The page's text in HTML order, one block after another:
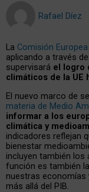
Rafael Díez
La Comisión Europea
aplicando a través
supervisará el logro
climáticos de la UE
El nuevo marco de
materia de Medio
informar a los
climática y
indicadores reflejan
bienestar
incluyen también
función es también
nuestras economías
más allá del PIB.